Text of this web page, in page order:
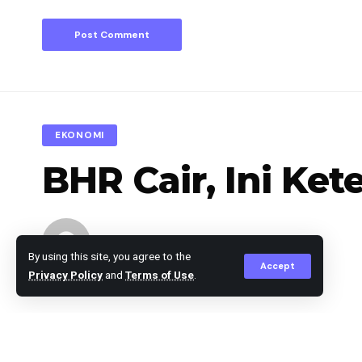
By using this site, you agree to the
Privacy Policyand Terms of Use
Accept
EKONOMI
BHR Cair, Ini